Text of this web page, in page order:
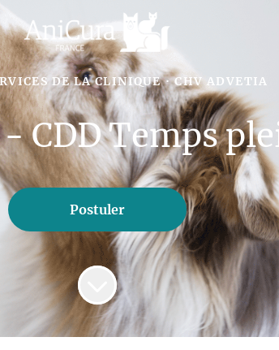
DE LA CLINIQUE · CHV ADVETIA
CDD Temps
Postuler